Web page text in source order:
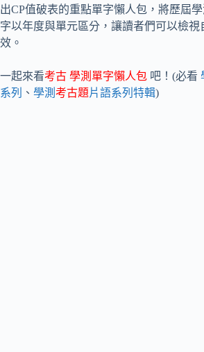
出CP值破表的重點單字懶人包，將歷屆
字以年度與單元區分，讓讀者們可以檢視
效。
一起來看考古 學測單字懶人包 吧！(必看
系列
、 學測 考古題片語系列特輯)